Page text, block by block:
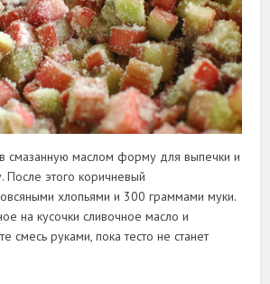
смазанную маслом форму для выпечки и
После этого коричневый
хлопьями и 300 граммами муки.
на кусочки сливочное масло и
смесь руками, пока тесто не станет